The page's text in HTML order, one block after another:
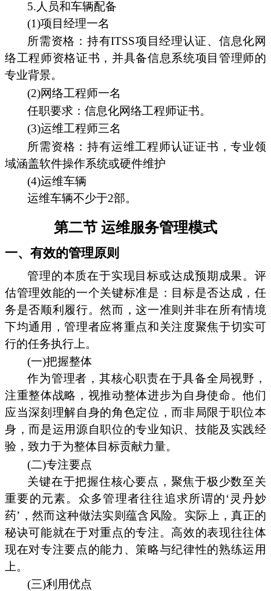
5.人员和车辆配备
(1)项目经理一名
所需资格：持有ITSS项目经理认证、信息化网
络工程师资格证书，并具备信息系统项目管理师的
专业背景。
(2)网络工程师一名
任职要求：信息化网络工程师证书。
(3)运维工程师三名
所需资格：持有运维工程师认证证书，专业领
域涵盖软件操作系统或硬件维护
(4)运维车辆
运维车辆不少于2部。
第二节 运维服务管理模式
一、有效的管理原则
管理的本质在于实现目标或达成预期成果。评
估管理效能的一个关键标准是：目标是否达成，任
务是否顺利履行。然而，这一准则并非在所有情境
下均通用，管理者应将重点和关注度聚焦于切实可
行的任务执行上。
(一)把握整体
作为管理者，其核心职责在于具备全局视野，
注重整体战略，视推动整体进步为自身使命。他们
应当深刻理解自身的角色定位，而非局限于职位本
身，而是运用源自职位的专业知识、技能及实践经
验，致力于为整体目标贡献力量。
(二)专注要点
关键在于把握住核心要点，聚焦于极少数至关
重要的元素。众多管理者往往追求所谓的‘灵丹妙
药’，然而这种做法实则蕴含风险。实际上，真正的
秘诀可能就在于对重点的专注。高效的表现往往体
现在对专注要点的能力、策略与纪律性的熟练运用
上。
(三)利用优点